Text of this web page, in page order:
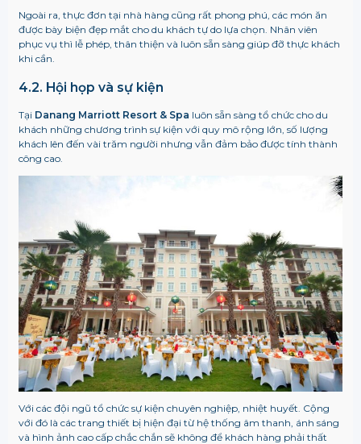
Ngoài ra, thực đơn tại nhà hàng cũng rất phong phú, các món ăn
được bày biện đẹp mắt cho du khách tự do lựa chọn. Nhân viên
phục vụ thì lễ phép, thân thiện và luôn sẵn sàng giúp đỡ thực khách
khi cần.
4.2. Hội họp và sự kiện
Tại Danang Marriott Resort & Spa luôn sẵn sàng tổ chức cho du
khách những chương trình sự kiện với quy mô rộng lớn, số lượng
khách lên đến vài trăm người nhưng vẫn đảm bảo được tính thành
công cao.
Với các đội ngũ tổ chức sự kiện chuyên nghiệp, nhiệt huyết. Cộng
với đó là các trang thiết bị hiện đại từ hệ thống âm thanh, ánh sáng
và hình ảnh cao cấp chắc chắn sẽ không để khách hàng phải thất